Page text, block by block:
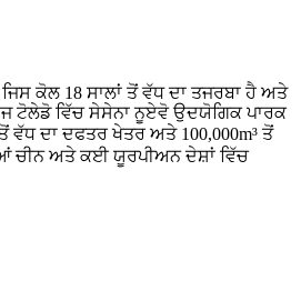
ਕੋਲ 18 ਸਾਲਾਂ ਤੋਂ ਵੱਧ ਦਾ ਤਜਰਬਾ ਹੈ ਅਤੇ
ਟੋਲੇਡੋ ਵਿੱਚ ਸੇਸੇਨਾ ਨੂਏਵੋ ਉਦਯੋਗਿਕ ਪਾਰਕ
ਵੱਧ ਦਾ ਦਫਤਰ ਖੇਤਰ ਅਤੇ 100,000m³ ਤੋਂ
ਚੀਨ ਅਤੇ ਕਈ ਯੂਰਪੀਅਨ ਦੇਸ਼ਾਂ ਵਿੱਚ